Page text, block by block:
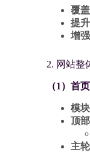
覆
提
增
2. 网站整
（1）首页
模
顶
主